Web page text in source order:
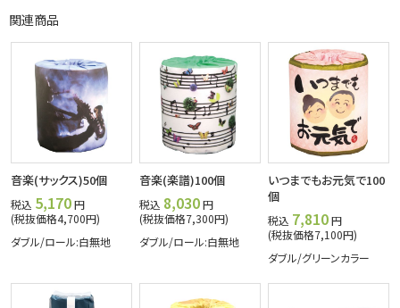
関連商品
音楽(サックス)50個
税込 5,170円
(税抜価格4,700円)
ダブル/ロール:白無地
音楽(楽譜)100個
税込 8,030円
(税抜価格7,300円)
ダブル/ロール:白無地
いつまでもお元気で100
個
税込 7,810円
(税抜価格7,100円)
ダブル/グリーンカラー